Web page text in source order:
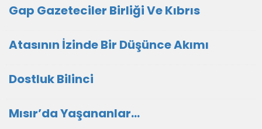
Gap Gazeteciler Birliği Ve Kıbrıs
Atasının İzinde Bir Düşünce Akımı
Dostluk Bilinci
Mısır’da Yaşananlar…